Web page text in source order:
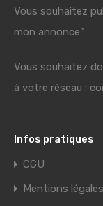
Vous souhaitez
mon annonce"
Vous souhaitez
à votre réseau :
Infos pratiques
CGU
Mentions légales